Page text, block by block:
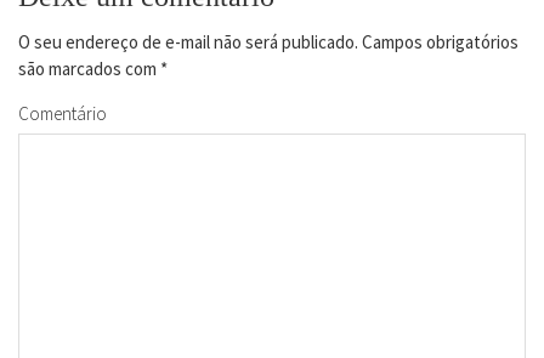
O seu endereço de e-mail não será publicado. Campos obrigatórios
são marcados com *
Comentário